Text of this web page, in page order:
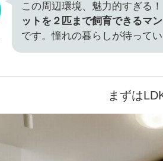
この周辺環境、魅力的すぎる
ットを２匹まで飼育できるマ
です。憧れの暮らしが待って
まずは